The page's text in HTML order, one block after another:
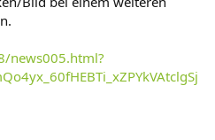
news005.html?